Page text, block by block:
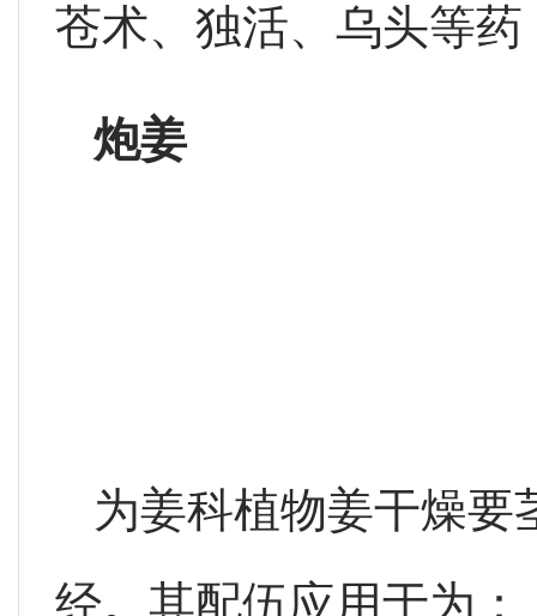
苍术、独活、乌头等
炮姜
为姜科植物姜干燥要
经。其配伍应用于为：